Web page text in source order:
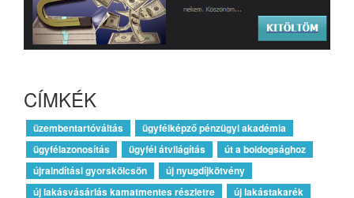
CÍMKÉK
üzembentartóváltás
ügyfélképző pénzügyi akadémia
ügyfélazonosítás
ügyfél átvilágítás
út a boldogsághoz
újraindítási gyorskölcsön
új nyugdíjkötvény
új lakásvásárlás kamatmentes részletre
új lakástakarék